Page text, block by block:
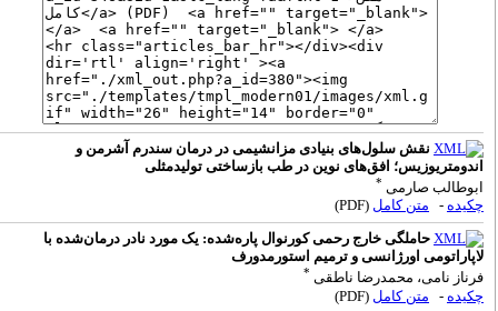
نقش سلول‌های بنیادی مزانشیمی در درمان سندرم آشرمن و
اندومتریوزیس؛ افق‌های نوین در طب بازساختی تولیدمثلی
ابوطالب صارمی
چکیده - متن کامل(PDF)
حاملگی خارج رحمی کورنوال پاره‌شده: یک مورد نادر درمان‌شده با
لاپاراتومی اورژانسی و ترمیم استورمدورف
فرناز نامی، محمدرضا ناطقی
چکیده - متن کامل(PDF)